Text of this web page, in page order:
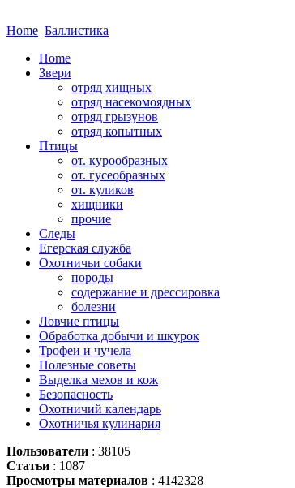
Home Баллистика
Home
Звери
отряд хищных
отряд насекомоядных
отряд грызунов
отряд копытных
Птицы
от. курообразных
от. гусеобразных
от. куликов
хищники
прочие
Следы
Егерская служба
Охотничьи собаки
породы
содержание и дрессировка
болезни
Ловчие птицы
Обработка добычи и шкурок
Трофеи и чучела
Полезные советы
Выделка мехов и кож
Безопасность
Охотничий календарь
Охотничья кулинария
Пользователи : 38105
Статьи : 1087
Просмотры материалов : 4142328